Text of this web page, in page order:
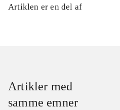
Artiklen er en del af
Artikler med
samme emner